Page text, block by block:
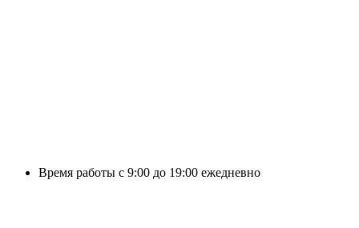
Время работы с 9:00 до 19:00 ежедневно